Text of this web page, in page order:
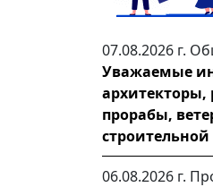
07.08.2026 г.
Уважаемые
архитекторы,
прорабы,
строительной
06.08.2026 г.